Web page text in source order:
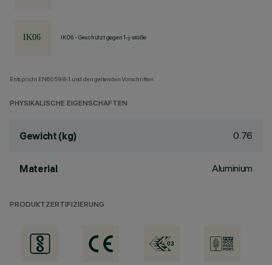
IK06 - Geschützt gegen 1-j-stöße
Entspricht EN60598-1 und den geltenden Vorschriften.
PHYSIKALISCHE EIGENSCHAFTEN
Gewicht (kg) 0.76
Material Aluminium
PRODUKTZERTIFIZIERUNG